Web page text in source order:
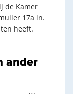
de Kamer
17a in.
heeft.
ander